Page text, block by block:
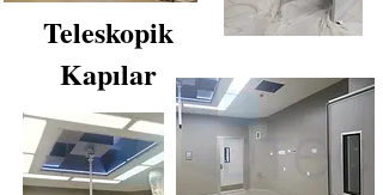
Teleskopik
Kapılar